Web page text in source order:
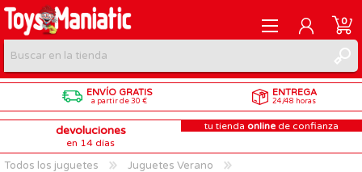
REGISTRARME
INICIAR SESIÓN
0
ENVÍO GRATIS
a partir de 30 €
ENTREGA
24/48 horas
devoluciones
en 14 días
tu tienda online de confianza
Todos los juguetes
Juguetes Verano